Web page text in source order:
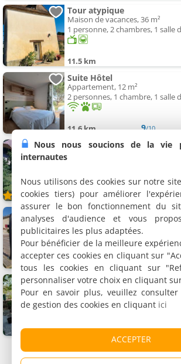
Tour atypique
Maison de vacances, 36 m²
1 personne, 2 chambres, 1 salle
11.5 km
Suite Hôtel
Appartement, 12 m²
2 personnes, 1 chambre, 1 salle
11.6 km 9/10
Gîte Braunis
11.7 km
Maison de vacances, 436 m²
15 personnes, 6 chambres, 4
11.8 km 7.7
Gîte, 30 m²
4 personnes, 1 chambre, 1 salle
11.8 km 7.7/10
Nous nous soucions de la vie
internautes
Nous utilisons des cookies sur notre
cookies tiers) pour améliorer
assurer le bon fonctionnement du
analyses d'audience et vous
publicitaires les plus adaptées.
Pour bénéficier de la meilleure
accepter ces cookies en cliquant sur
tous les cookies en cliquant sur
personnaliser votre choix en cliquant
Pour en savoir plus, veuillez
de gestion des cookies en cliquant ici
ACCEPTER